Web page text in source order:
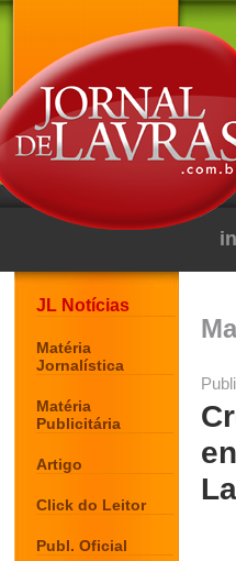
JL Notícias
Matéria
Jornalística
Matéria
Publicitária
Artigo
Click do Leitor
Publ. Oficial